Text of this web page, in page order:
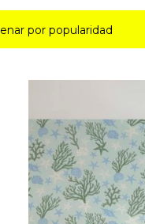
por popularidad